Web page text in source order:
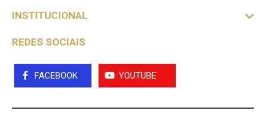
INSTITUCIONAL
REDES SOCIAIS
FACEBOOK YOUTUBE